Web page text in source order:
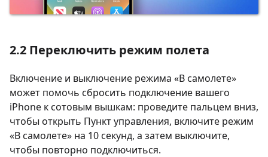
2.2 Переключить режим полета
Включение и выключение режима «В самолете»
может помочь сбросить подключение вашего
iPhone к сотовым вышкам: проведите пальцем вниз,
чтобы открыть Пункт управления, включите режим
«В самолете» на 10 секунд, а затем выключите,
чтобы повторно подключиться.